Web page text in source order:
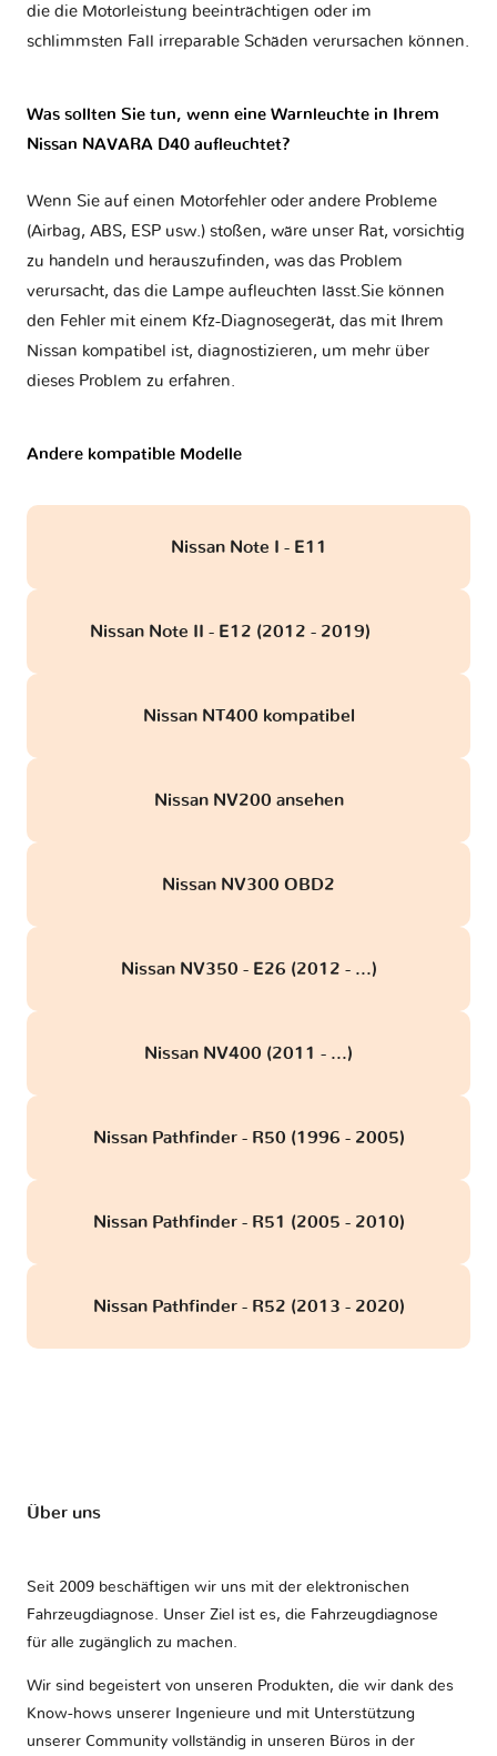
die die Motorleistung beeinträchtigen oder im
schlimmsten Fall irreparable Schäden verursachen können.
Was sollten Sie tun, wenn eine Warnleuchte in Ihrem
Nissan NAVARA D40 aufleuchtet?
Wenn Sie auf einen Motorfehler oder andere Probleme
(Airbag, ABS, ESP usw.) stoßen, wäre unser Rat, vorsichtig
zu handeln und herauszufinden, was das Problem
verursacht, das die Lampe aufleuchten lässt.Sie können
den Fehler mit einem Kfz-Diagnosegerät, das mit Ihrem
Nissan kompatibel ist, diagnostizieren, um mehr über
dieses Problem zu erfahren.
Andere kompatible Modelle
Nissan Note I - E11
Nissan Note II - E12 (2012 - 2019)
Nissan NT400 kompatibel
Nissan NV200 ansehen
Nissan NV300 OBD2
Nissan NV350 - E26 (2012 - ...)
Nissan NV400 (2011 - ...)
Nissan Pathfinder - R50 (1996 - 2005)
Nissan Pathfinder - R51 (2005 - 2010)
Nissan Pathfinder - R52 (2013 - 2020)
Über uns
Seit 2009 beschäftigen wir uns mit der elektronischen
Fahrzeugdiagnose. Unser Ziel ist es, die Fahrzeugdiagnose
für alle zugänglich zu machen.
Wir sind begeistert von unseren Produkten, die wir dank des
Know-hows unserer Ingenieure und mit Unterstützung
unserer Community vollständig in unseren Büros in der